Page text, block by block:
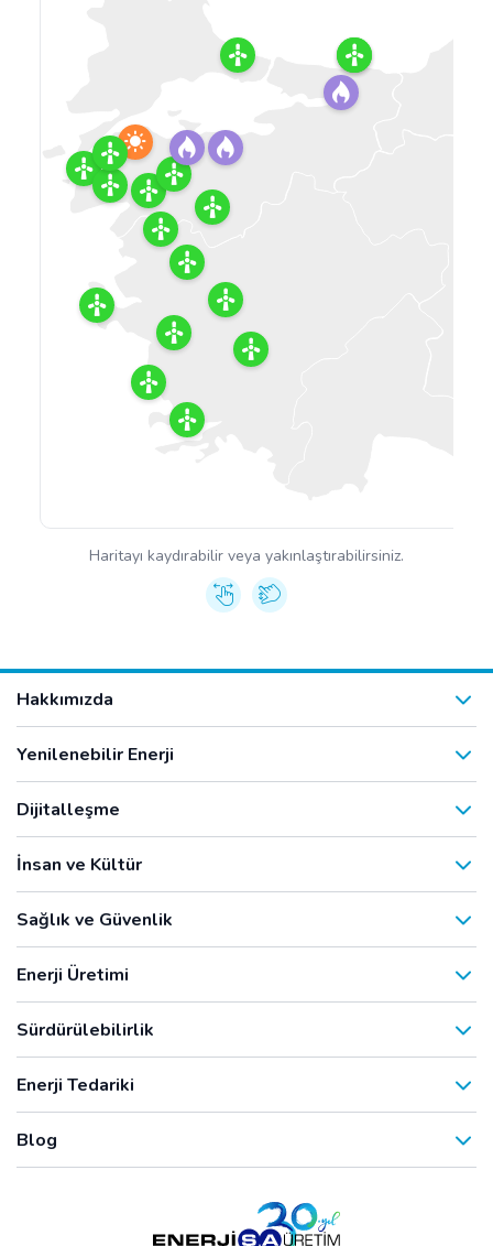
Haritayı kaydırabilir veya yakınlaştırabilirsiniz.
Hakkımızda
Yenilenebilir Enerji
Dijitalleşme
İnsan ve Kültür
Sağlık ve Güvenlik
Enerji Üretimi
Sürdürülebilirlik
Enerji Tedariki
Blog